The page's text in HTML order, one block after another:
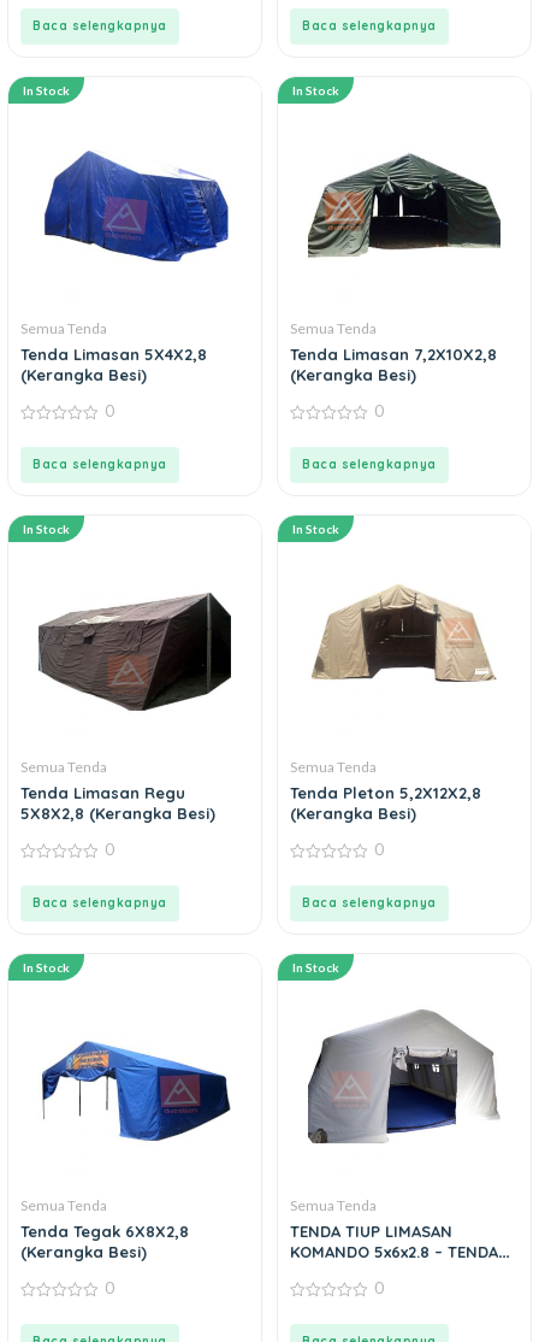
out
Baca selengkapnya
out
Baca selengkapnya
In Stock
Semua Tenda
Tenda Limasan 5X4X2,8
(Kerangka Besi)
out
0
Baca selengkapnya
In Stock
Semua Tenda
Tenda Limasan 7,2X10X2,8
(Kerangka Besi)
out
0
Baca selengkapnya
In Stock
Semua Tenda
Tenda Limasan Regu
5X8X2,8 (Kerangka Besi)
out
0
Baca selengkapnya
In Stock
Semua Tenda
Tenda Pleton 5,2X12X2,8
(Kerangka Besi)
out
0
Baca selengkapnya
In Stock
Semua Tenda
Tenda Tegak 6X8X2,8
(Kerangka Besi)
out
0
In Stock
Semua Tenda
TENDA TIUP LIMASAN
KOMANDO 5x6x2.8 – TENDA
out
0